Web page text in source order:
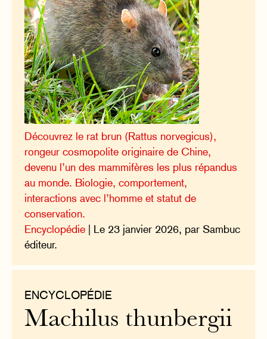
Découvrez le rat brun (Rattus norvegicus),
rongeur cosmopolite originaire de Chine,
devenu l’un des mammifères les plus répandus
au monde. Biologie, comportement,
interactions avec l’homme et statut de
conservation.
Encyclopédie | Le 23 janvier 2026, par Sambuc
éditeur.
ENCYCLOPÉDIE
Machilus thunbergii